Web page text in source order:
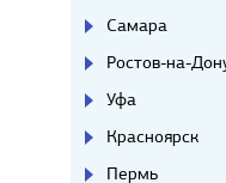
Самара
Ростов-на-
Уфа
Красноярск
Пермь